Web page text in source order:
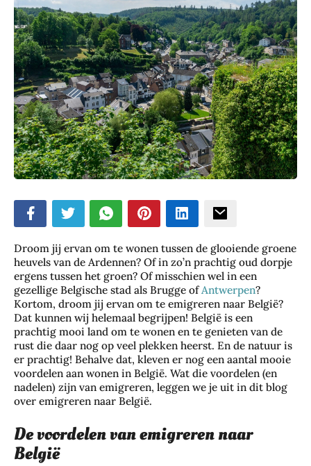
Droom jij ervan om te wonen tussen de glooiende groene
heuvels van de Ardennen? Of in zo’n prachtig oud dorpje
ergens tussen het groen? Of misschien wel in een
gezellige Belgische stad als Brugge ofAntwerpen?
Kortom, droom jij ervan om te emigreren naar België?
Dat kunnen wij helemaal begrijpen! België is een
prachtig mooi land om te wonen en te genieten van de
rust die daar nog op veel plekken heerst. En de natuur is
er prachtig! Behalve dat, kleven er nog een aantal mooie
voordelen aan wonen in België. Wat die voordelen (en
nadelen) zijn van emigreren, leggen we je uit in dit blog
over emigreren naar België.
De voordelen van emigreren naar
België